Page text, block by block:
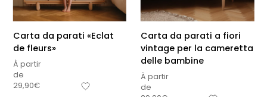
Carta da parati «Eclat
de fleurs»
À partir
de
29,90€
Carta da parati a fiori
vintage per la cameretta
delle bambine
À partir
de